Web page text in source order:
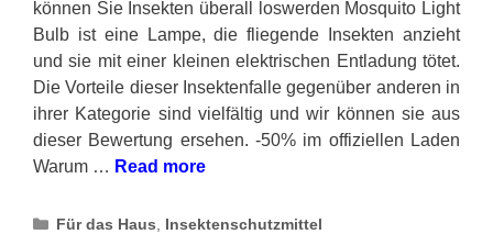
können Sie Insekten überall loswerden Mosquito Light
Bulb ist eine Lampe, die fliegende Insekten anzieht
und sie mit einer kleinen elektrischen Entladung tötet.
Die Vorteile dieser Insektenfalle gegenüber anderen in
ihrer Kategorie sind vielfältig und wir können sie aus
dieser Bewertung ersehen. -50% im offiziellen Laden
Warum … Read more
Categories
Für das Haus
Insektenschutzmittel